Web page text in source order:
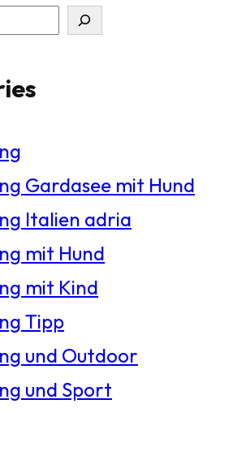
Gardasee mit Hund
Italien adria
mit Hund
mit Kind
Tipp
und Outdoor
und Sport